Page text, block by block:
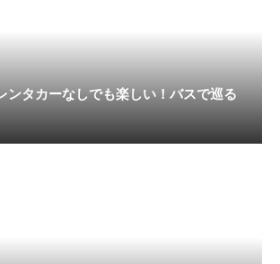
ンタカーなしでも楽しい！バスで巡る